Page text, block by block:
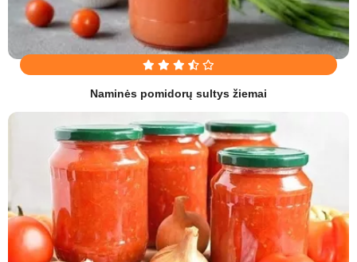
Naminės pomidorų sultys žiemai